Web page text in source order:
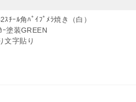
ﾁｰﾙ角ﾊﾟｲﾌﾟﾒﾗ焼き（白）
ｰ塗装GREEN
文字貼り